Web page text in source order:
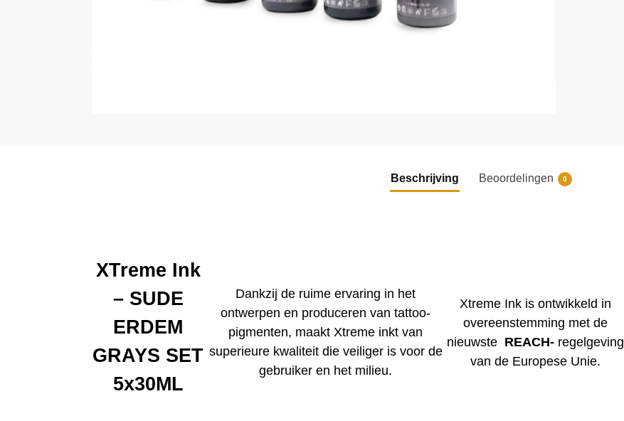
Beschrijving Beoordelingen 0
XTreme Ink
– SUDE
ERDEM
GRAYS SET
5x30ML
Dankzij de ruime ervaring in het
ontwerpen en produceren van tattoo-
pigmenten, maakt Xtreme inkt van
superieure kwaliteit die veiliger is voor de
gebruiker en het milieu.
Xtreme Ink is ontwikkeld in
overeenstemming met de
nieuwste REACH-regelgeving
van de Europese Unie.